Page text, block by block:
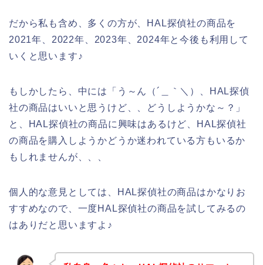
だから私も含め、多くの方が、HAL探偵社の商品を
2021年、2022年、2023年、2024年と今後も利用して
いくと思います♪
もしかしたら、中には「う～ん（´＿｀＼）、HAL探偵
社の商品はいいと思うけど、、どうしようかな～？」
と、HAL探偵社の商品に興味はあるけど、HAL探偵社
の商品を購入しようかどうか迷われている方もいるか
もしれませんが、、、
個人的な意見としては、HAL探偵社の商品はかなりお
すすめなので、一度HAL探偵社の商品を試してみるの
はありだと思いますよ♪